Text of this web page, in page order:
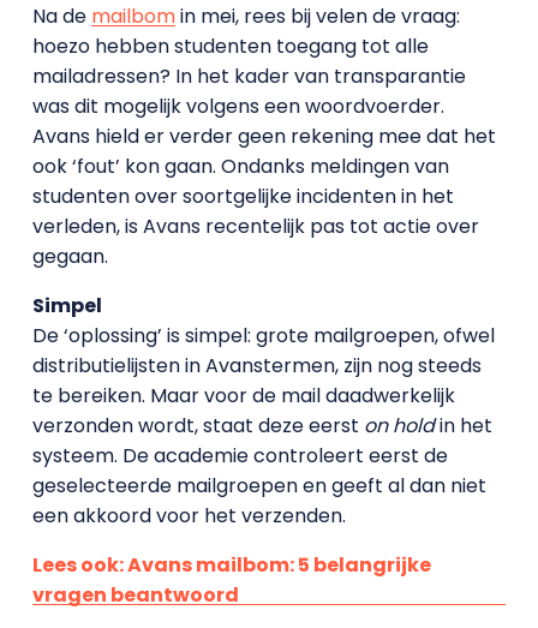
Na de mailbomin mei, rees bij velen de vraag:
hoezo hebben studenten toegang tot alle
mailadressen? In het kader van transparantie
was dit mogelijk volgens een woordvoerder.
Avans hield er verder geen rekening mee dat het
ook ‘fout’ kon gaan. Ondanks meldingen van
studenten over soortgelijke incidenten in het
verleden, is Avans recentelijk pas tot actie over
gegaan.
Simpel
De ‘oplossing’ is simpel: grote mailgroepen, ofwel
distributielijsten in Avanstermen, zijn nog steeds
te bereiken. Maar voor de mail daadwerkelijk
verzonden wordt, staat deze eerst on holdin het
systeem. De academie controleert eerst de
geselecteerde mailgroepen en geeft al dan niet
een akkoord voor het verzenden.
Lees ook: Avans mailbom: 5 belangrijke
vragen beantwoord